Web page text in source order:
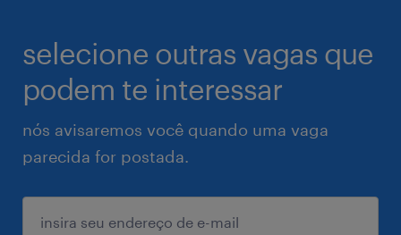
selecione outras vagas que
podem te interessar
nós avisaremos você quando uma vaga
parecida for postada.